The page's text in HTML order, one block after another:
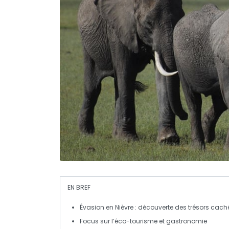
EN BREF
Évasion en Nièvre : découverte des trésors
Focus sur l’éco-tourisme et gastronomie